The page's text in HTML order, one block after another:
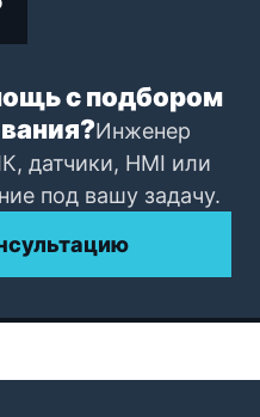
с подбором
Инженер
датчики, HMI или
под вашу задачу.